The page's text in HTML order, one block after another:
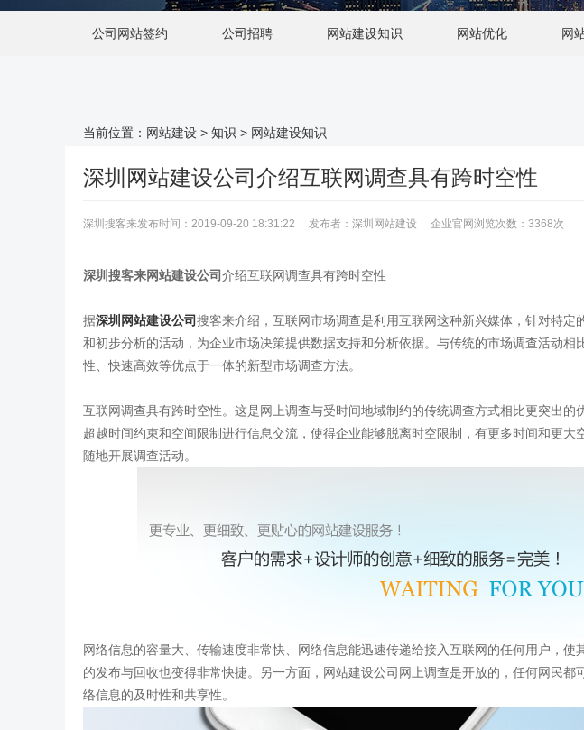
公司网站签约 公司招聘 网站建设知识 网站优化 网
当前位置： 网站建设 > 知识 > 网站建设知识
深圳网站建设公司介绍互联网调查具有跨时空性
深圳搜客来发布时间：2019-09-20 18:31:22 发布者：深圳网站建设 企业官网浏览次数：3368次
深圳搜客来网站建设公司介绍互联网调查具有跨时空性
据深圳网站建设公司搜客来介绍，互联网市场调查是利用互联网这种新兴媒体，针对特定
和初步分析的活动，为企业市场决策提供数据支持和分析依据。与传统的市场调查活动相
性、快速高效等优点于一体的新型市场调查方法。
互联网调查具有跨时空性。这是网上调查与受时间地域制约的传统调查方式相比更突出的
超越时间约束和空间限制进行信息交流，使得企业能够脱离时空限制，有更多时间和更大
随地开展调查活动。
网络信息的容量大、传输速度非常快、网络信息能迅速传递给接入互联网的任何用户，使
的发布与回收也变得非常快捷。另一方面，网站建设公司网上调查是开放的，任何网民都
络信息的及时性和共享性。